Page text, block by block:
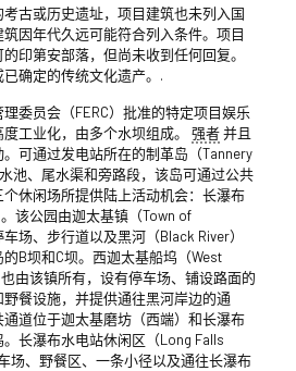
古或历史遗址，项目建筑也未列入国
因年代久远可能符合列入条件。项目
印第安部落，但尚未收到任何回复。
确定的传统文化遗产。.
委员会（FERC）批准的特定项目娱乐
工业化，由多个水坝组成。 强者并且
可通过发电站所在的制革岛（Tannery
池、尾水渠和旁路段，该岛可通过公共
休闲场所提供陆上活动机会：长瀑布
该公园由迦太基镇（Town of
场、步行道以及黑河（Black River）
B坝和C坝。西迦太基船坞（West
由该镇所有，设有停车场、铺设路面的
餐设施，并提供通往黑河岸边的通
道位于迦太基磨坊（西端）和长瀑布
长瀑布水电站休闲区（Long Falls
场、野餐区、一条小径以及通往长瀑布